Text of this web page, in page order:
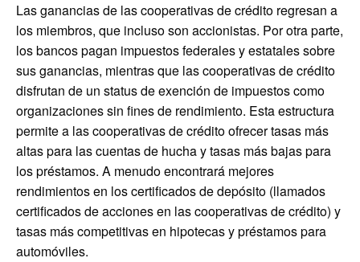
Las ganancias de las cooperativas de crédito regresan a
los miembros, que incluso son accionistas. Por otra parte,
los bancos pagan impuestos federales y estatales sobre
sus ganancias, mientras que las cooperativas de crédito
disfrutan de un status de exención de impuestos como
organizaciones sin fines de rendimiento. Esta estructura
permite a las cooperativas de crédito ofrecer tasas más
altas para las cuentas de hucha y tasas más bajas para
los préstamos. A menudo encontrará mejores
rendimientos en los certificados de depósito (llamados
certificados de acciones en las cooperativas de crédito) y
tasas más competitivas en hipotecas y préstamos para
automóviles.